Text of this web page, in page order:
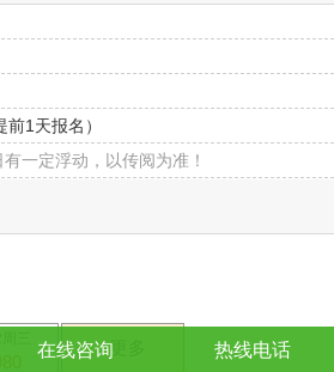
1天报名）
一定浮动，以传阅为准！
>更多
在线咨询 热线电话